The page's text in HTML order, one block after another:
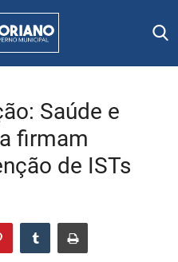
Saúde e
firmam
de ISTs